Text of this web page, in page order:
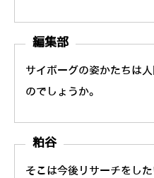
編集部
サイボーグの姿かたちは
のでしょうか。
粕谷
そこは今後リサーチをし